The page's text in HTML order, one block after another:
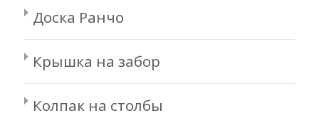
Доска Ранчо
Крышка на забор
Колпак на столбы